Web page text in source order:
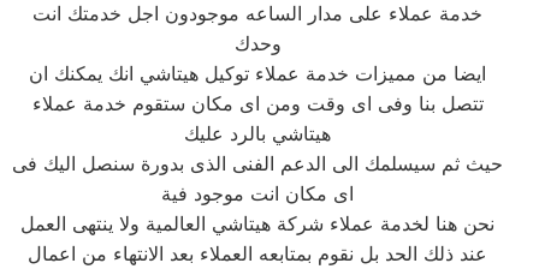
خدمة عملاء على مدار الساعه موجودون اجل خدمتك انت
وحدك
ايضا من مميزات خدمة عملاء توكيل هيتاشي انك يمكنك ان
تتصل بنا وفى اى وقت ومن اى مكان ستقوم خدمة عملاء
هيتاشي بالرد عليك
حيث ثم سيسلمك الى الدعم الفنى الذى بدورة سنصل اليك فى
اى مكان انت موجود فية
نحن هنا لخدمة عملاء شركة هيتاشي العالمية ولا ينتهى العمل
عند ذلك الحد بل نقوم بمتابعه العملاء بعد الانتهاء من اعمال